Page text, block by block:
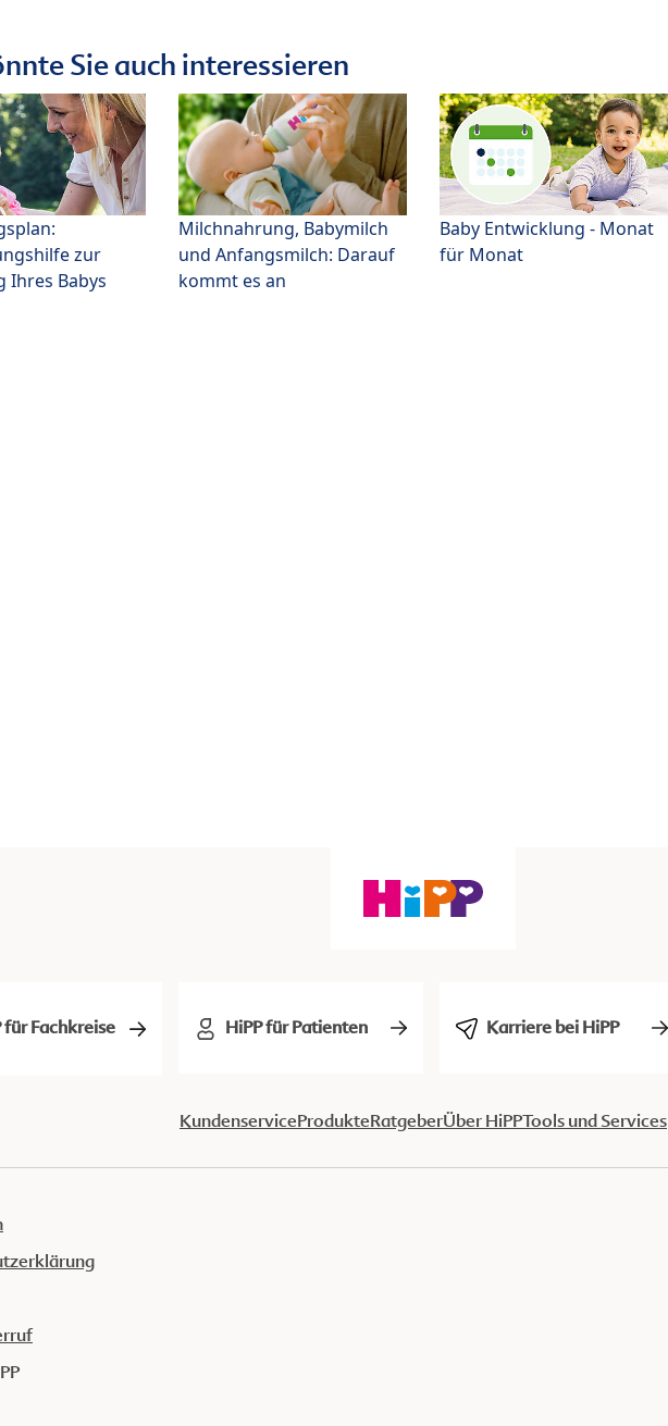
Sie auch interessieren
zur
Ihres Babys
Milchnahrung, Babymilch
und Anfangsmilch: Darauf
kommt es an
Baby Entwicklung - Monat
für Monat
für Fachkreise HiPP für Patienten Karriere bei HiPP
KundenserviceProdukteRatgeberÜber HiPPTools und Services